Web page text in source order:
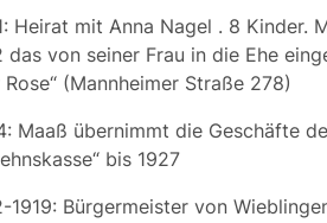
Heirat mit Anna Nagel . 8 Kinder.
das von seiner Frau in die Ehe
Rose“ (Mannheimer Straße 278)
Maaß übernimmt die Geschäfte
bis 1927
1919: Bürgermeister von